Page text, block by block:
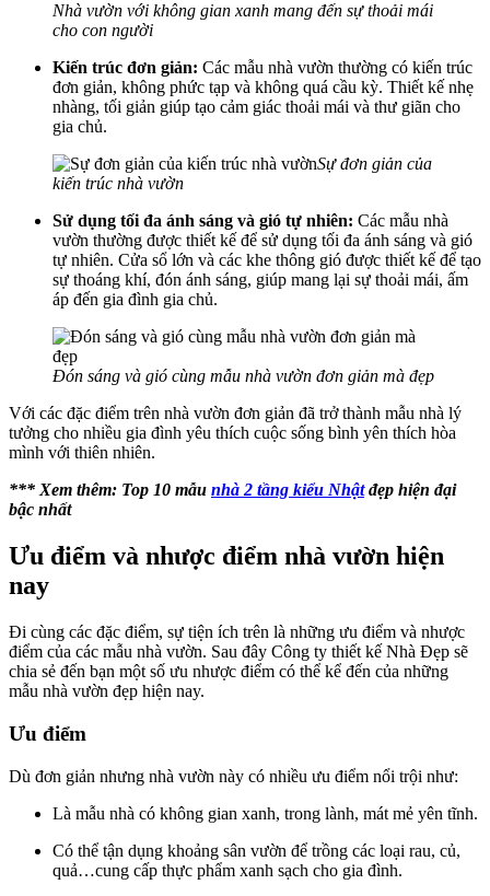
Nhà vườn với không gian xanh mang đến sự thoải mái
cho con người
Kiến trúc đơn giản: Các mẫu nhà vườn thường có kiến trúc
đơn giản, không phức tạp và không quá cầu kỳ. Thiết kế nhẹ
nhàng, tối giản giúp tạo cảm giác thoải mái và thư giãn cho
gia chủ.
Sự đơn giản của
kiến trúc nhà vườn
Sử dụng tối đa ánh sáng và gió tự nhiên: Các mẫu nhà
vườn thường được thiết kế để sử dụng tối đa ánh sáng và gió
tự nhiên. Cửa sổ lớn và các khe thông gió được thiết kế để tạo
sự thoáng khí, đón ánh sáng, giúp mang lại sự thoải mái, ấm
áp đến gia đình gia chủ.
Đón sáng và gió cùng mẫu nhà vườn đơn giản mà đẹp
Với các đặc điểm trên nhà vườn đơn giản đã trở thành mẫu nhà lý
tưởng cho nhiều gia đình yêu thích cuộc sống bình yên thích hòa
mình với thiên nhiên.
*** Xem thêm: Top 10 mẫu nhà 2 tầng kiểu Nhậtđẹp hiện đại
bậc nhất
Ưu điểm và nhược điểm nhà vườn hiện
nay
Đi cùng các đặc điểm, sự tiện ích trên là những ưu điểm và nhược
điểm của các mẫu nhà vườn. Sau đây Công ty thiết kế Nhà Đẹp sẽ
chia sẻ đến bạn một số ưu nhược điểm có thể kể đến của những
mẫu nhà vườn đẹp hiện nay.
Ưu điểm
Dù đơn giản nhưng nhà vườn này có nhiều ưu điểm nổi trội như:
Là mẫu nhà có không gian xanh, trong lành, mát mẻ yên tĩnh.
Có thể tận dụng khoảng sân vườn để trồng các loại rau, củ,
quả…cung cấp thực phẩm xanh sạch cho gia đình.